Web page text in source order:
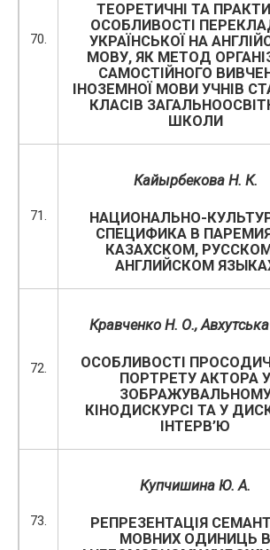
70.
ТЕОРЕТИЧНІ ТА
ОСОБЛИВОСТІ
УКРАЇНСЬКОЇ НА
МОВУ, ЯК МЕТОД
САМОСТІЙНОГО
ІНОЗЕМНОЇ МОВИ УЧНІВ
КЛАСІВ
ШКОЛИ
71.
Кайырбекова Н. К.
НАЦИОНАЛЬНО-
СПЕЦИФИКА В
КАЗАХСКОМ,
АНГЛИЙСКОМ
72.
Кравченко Н. О.,
ОСОБЛИВОСТІ
ПОРТРЕТУ АКТОРА У
КІНОДИСКУРСІ ТА У
ІНТЕРВ’Ю
73.
Купчишина Ю. А.
РЕПРЕЗЕНТАЦІЯ
МОВНИХ ОДИНИЦЬ В